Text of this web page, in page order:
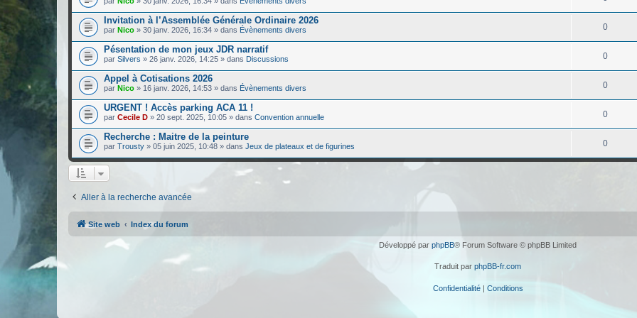
Invitation à l’Assemblée Générale Ordinaire 2026
par Nico » 30 janv. 2026, 16:34 » dans Évènements divers 0
Pésentation de mon jeux JDR narratif
par Silvers » 26 janv. 2026, 14:25 » dans Discussions 0
Appel à Cotisations 2026
par Nico » 16 janv. 2026, 14:53 » dans Évènements divers 0
URGENT ! Accès parking ACA 11 !
par Cecile D » 20 sept. 2025, 10:05 » dans Convention annuelle 0
Recherche : Maitre de la peinture
par Trousty » 05 juin 2025, 10:48 » dans Jeux de plateaux et de figurines 0
Aller à la recherche avancée
Site web Index du forum
Développé par phpBB® Forum Software © phpBB Limited
Traduit par phpBB-fr.com
Confidentialité| Conditions